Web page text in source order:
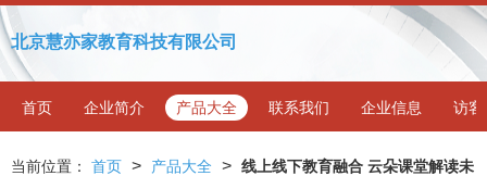
北京慧亦家教育科技有限公司
首页 企业简介 产品大全 联系我们 企业信息 访客
当前位置： 首页 > 产品大全 > 线上线下教育融合 云朵课堂解读未